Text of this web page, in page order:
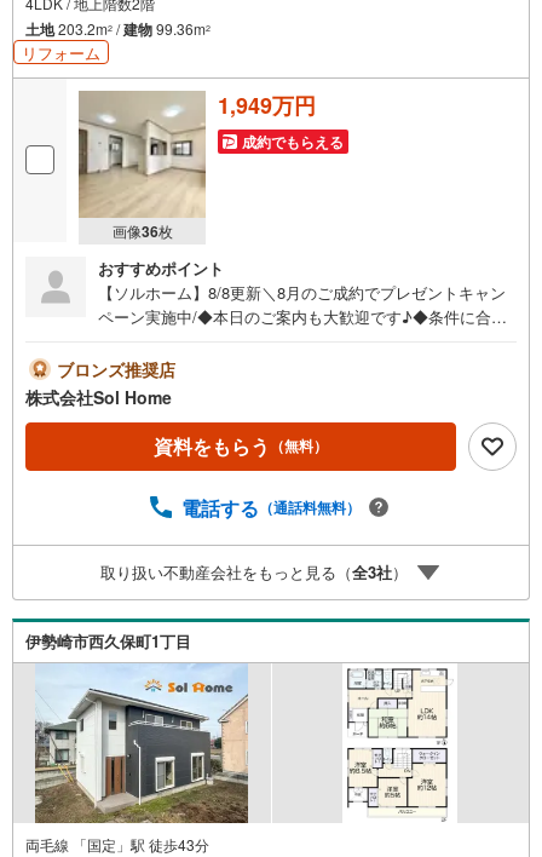
土地203.2m2 /建物99.36m2
リフォーム
画像36枚
1,949万円
成約でもらえる
おすすめポイント
【ソルホーム】8/8更新＼8月のご成約でプレゼントキャン
ペーン実施中/◆本日のご案内も大歓迎です♪◆条件に合っ
欲しい、ローン相談をしたい、小さな疑問なども大歓迎で
す♪》＝＝＝＝＝＝＝＝＝＝＝＝＝＝＝＝＝＝＝＝＝＝＝
時間はお電話が繋がりやすくなっております。ぜひお気軽
にご連絡下さい！現地を見学される場合は「室内・現地を
だけますとスムーズにご案内が可能です。＝＝＝＝＝＝＝
ブロンズ推奨店
株式会社Sol Home
資料をもらう （無料）
電話する （通話料無料）
取り扱い不動産会社をもっと見る（全3社）
伊勢崎市西久保町1丁目
両毛線 「国定」駅 徒歩43分